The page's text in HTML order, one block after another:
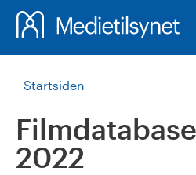
Startsiden
2022